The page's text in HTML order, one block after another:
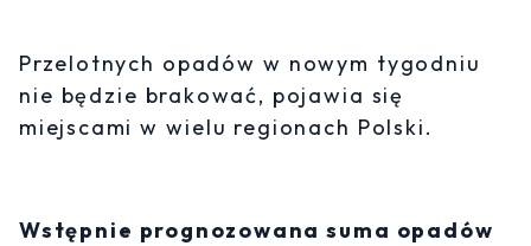
Przelotnych opadów w nowym tygodniu
nie będzie brakować, pojawia się
miejscami w wielu regionach Polski.
Wstępnie prognozowana suma opadów